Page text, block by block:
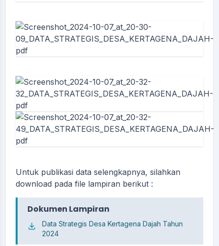
Untuk publikasi data selengkapnya, silahkan
download pada file lampiran berikut :
Dokumen Lampiran
Data Strategis Desa Kertagena Dajah Tahun
2024